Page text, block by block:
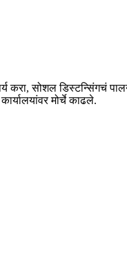
करा, सोशल डिस्टन्सिंगचं
मोर्चे काढले.